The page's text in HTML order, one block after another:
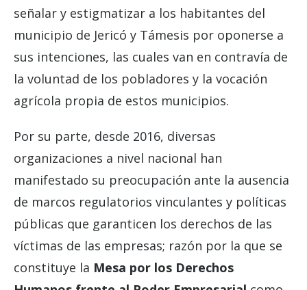
señalar y estigmatizar a los habitantes del
municipio de Jericó y Támesis por oponerse a
sus intenciones, las cuales van en contravía de
la voluntad de los pobladores y la vocación
agrícola propia de estos municipios.
Por su parte, desde 2016, diversas
organizaciones a nivel nacional han
manifestado su preocupación ante la ausencia
de marcos regulatorios vinculantes y políticas
públicas que garanticen los derechos de las
víctimas de las empresas; razón por la que se
constituye la Mesa por los Derechos